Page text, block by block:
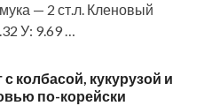
— 2 ст.л. Кленовый
У: 9.69 …
с колбасой, кукурузой и
по-корейски